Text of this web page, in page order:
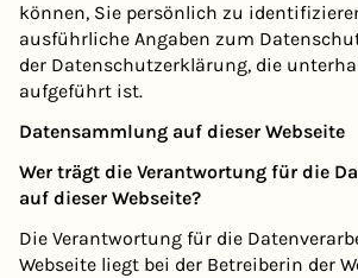
können, Sie persönlich zu
ausführliche Angaben zum
der Datenschutzerklärung, die
aufgeführt ist.
Datensammlung auf dieser Webseite
Wer trägt die Verantwortung für die
auf dieser Webseite?
Die Verantwortung für die
Webseite liegt bei der Betreiberin der